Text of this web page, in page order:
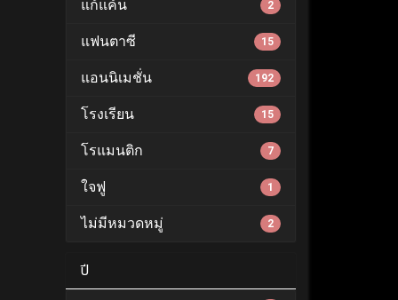
แก้แค้น 2
แฟนตาซี 15
แอนนิเมชั่น 192
โรงเรียน 15
โรแมนติก 7
ใจฟู 1
ไม่มีหมวดหมู่ 2
ปี